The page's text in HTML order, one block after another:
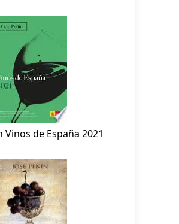
Vinos de España 2021